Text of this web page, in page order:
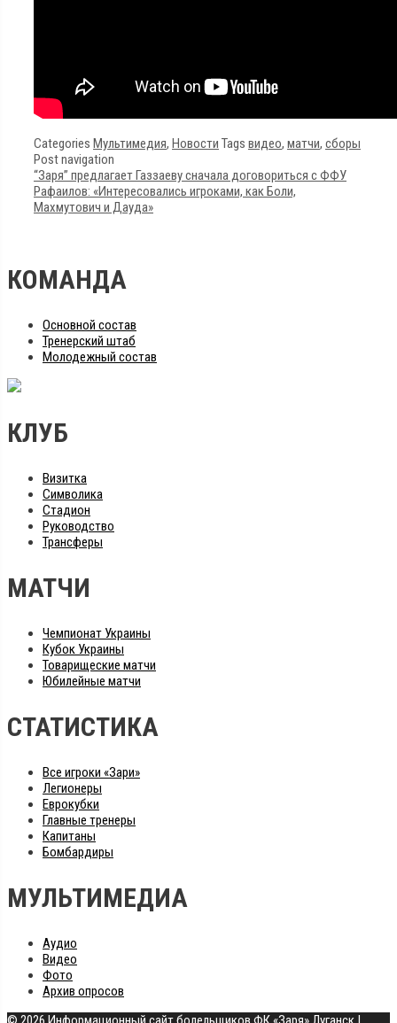
Categories Мультимедия, Новости Tags видео, матчи, сборы
Post navigation
“Заря” предлагает Газзаеву сначала договориться с ФФУ
Рафаилов: «Интересовались игроками, как Боли,
Махмутович и Дауда»
КОМАНДА
Основной состав
Тренерский штаб
Молодежный состав
КЛУБ
Визитка
Символика
Стадион
Руководство
Трансферы
МАТЧИ
Чемпионат Украины
Кубок Украины
Товарищеские матчи
Юбилейные матчи
СТАТИСТИКА
Все игроки «Зари»
Легионеры
Еврокубки
Главные тренеры
Капитаны
Бомбардиры
МУЛЬТИМЕДИА
Аудио
Видео
Фото
Архив опросов